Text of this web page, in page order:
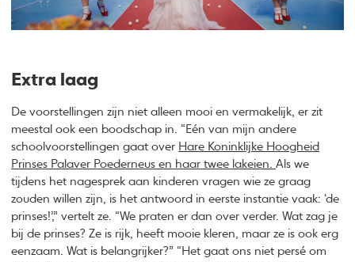
Extra laag
De voorstellingen zijn niet alleen mooi en vermakelijk, er zit
meestal ook een boodschap in. “Eén van mijn andere
schoolvoorstellingen gaat over Hare Koninklijke Hoogheid
Prinses Palaver Poederneus en haar twee lakeien.Als we
tijdens het nagesprek aan kinderen vragen wie ze graag
zouden willen zijn, is het antwoord in eerste instantie vaak: ‘de
prinses!’,” vertelt ze. “We praten er dan over verder. Wat zag je
bij de prinses? Ze is rijk, heeft mooie kleren, maar ze is ook erg
eenzaam. Wat is belangrijker?” “Het gaat ons niet persé om